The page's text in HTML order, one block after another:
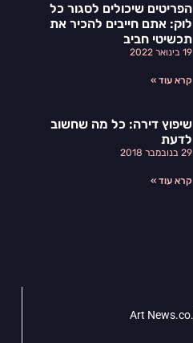
הפריטים שיכולים לסגור כל
לוק: אתם חייבים להכיר את
תכשיטי חביב
19 בינואר 2022
קרא עוד »
שיפוץ דירה: כל מה שחשוב
לדעת
29 בנובמבר 2018
קרא עוד »